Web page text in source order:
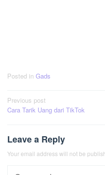
Posted in Gads
Post
navigation
Previous post
Cara Tarik Uang dari TikTok
Leave a Reply
Your email address will not be